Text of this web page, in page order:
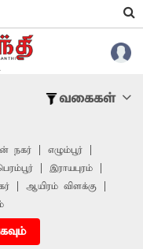
வகைகள்
நகர்
எழும்பூர்
இராயபுரம்
ஆயிரம் விளக்கு